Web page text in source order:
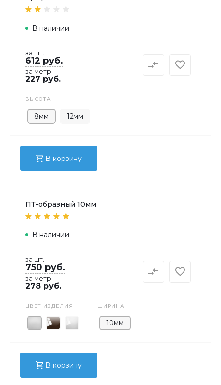
В наличии
за шт.
612 руб.
за метр
227 руб.
ВЫСОТА
8мм 12мм
В корзину
ПТ-образный 10мм
В наличии
за шт.
750 руб.
за метр
278 руб.
ЦВЕТ ИЗДЕЛИЯ ШИРИНА
10мм
В корзину